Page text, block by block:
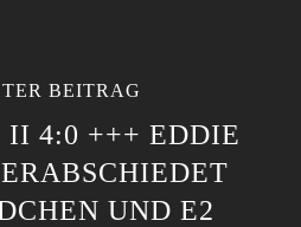
BEITRAG
II 4:0 +++ EDDIE
UND E2